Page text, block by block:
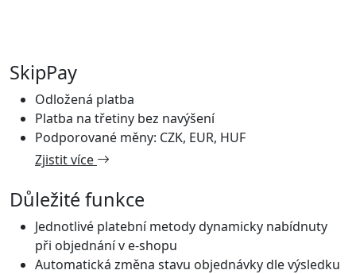
SkipPay
Odložená platba
Platba na třetiny bez navýšení
Podporované měny: CZK, EUR, HUF
Zjistit více
Důležité funkce
Jednotlivé platební metody dynamicky nabídnuty
při objednání v e-shopu
Automatická změna stavu objednávky dle výsledku